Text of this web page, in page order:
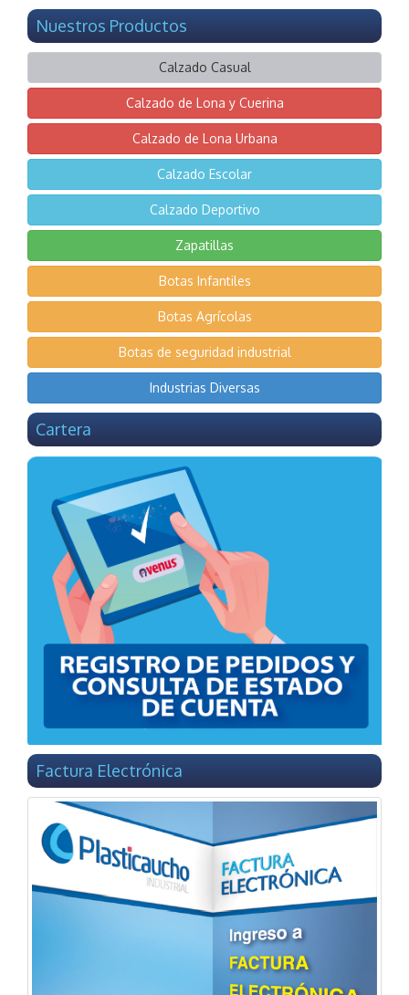
Nuestros Productos
Calzado Casual
Calzado de Lona y Cuerina
Calzado de Lona Urbana
Calzado Escolar
Calzado Deportivo
Zapatillas
Botas Infantiles
Botas Agrícolas
Botas de seguridad industrial
Industrias Diversas
Cartera
Factura Electrónica